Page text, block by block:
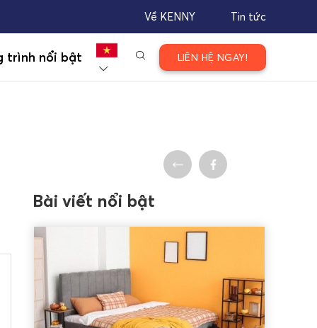
Tin tức
Về KENNY
trình nổi bật LIÊN HỆ NGAY!
Bài viết nổi bật